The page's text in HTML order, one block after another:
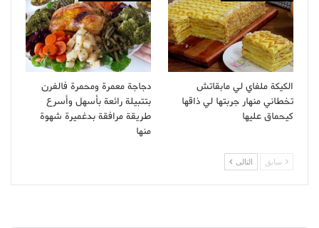
الكيكة ملفاي لي مابقاتش
تخطاني منهار جربتها لي ذاقها
كيحماق عليها
دجاجة معمرة ومحمرة فالفرن
بتتبيلة رائعة بأسهل وأسرع
طريقة مرافقة بدغميرة شهوة
منها
سابق التالى